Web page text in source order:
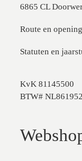
6865 CL
Route en
Statuten en
KvK 81145500
BTW#